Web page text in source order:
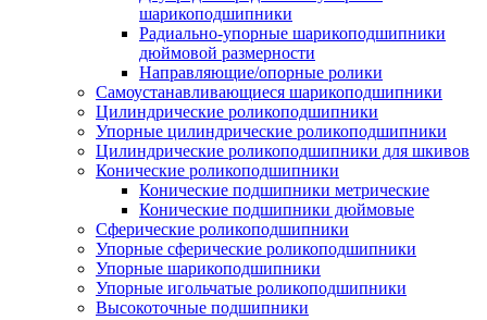
шарикоподшипники
Радиально-упорные шарикоподшипники
дюймовой размерности
Направляющие/опорные ролики
Самоустанавливающиеся шарикоподшипники
Цилиндрические роликоподшипники
Упорные цилиндрические роликоподшипники
Цилиндрические роликоподшипники для шкивов
Конические роликоподшипники
Конические подшипники метрические
Конические подшипники дюймовые
Сферические роликоподшипники
Упорные сферические роликоподшипники
Упорные шарикоподшипники
Упорные игольчатые роликоподшипники
Высокоточные подшипники